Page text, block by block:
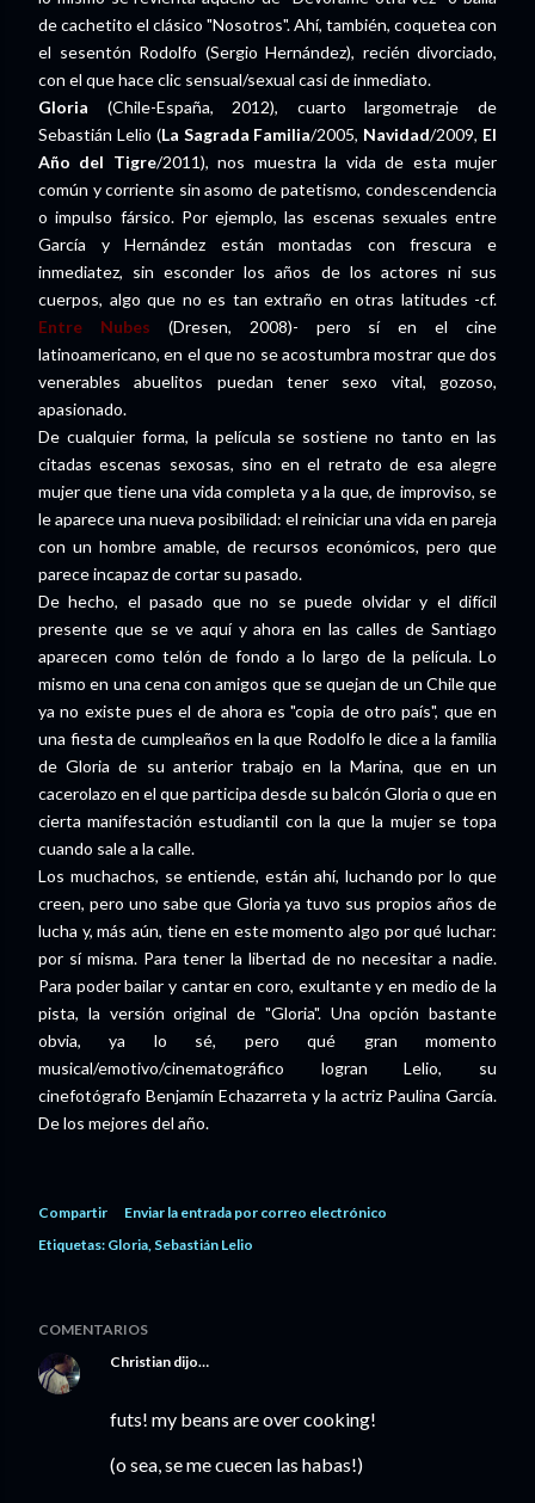
de cachetito el clásico "Nosotros". Ahí, también, coquetea con
el sesentón Rodolfo (Sergio Hernández), recién divorciado,
con el que hace clic sensual/sexual casi de inmediato.
Gloria (Chile-España, 2012), cuarto largometraje de
Sebastián Lelio (La Sagrada Familia/2005, Navidad/2009, El
Año del Tigre/2011), nos muestra la vida de esta mujer
común y corriente sin asomo de patetismo, condescendencia
o impulso fársico. Por ejemplo, las escenas sexuales entre
García y Hernández están montadas con frescura e
inmediatez, sin esconder los años de los actores ni sus
cuerpos, algo que no es tan extraño en otras latitudes -cf.
Entre Nubes (Dresen, 2008)- pero sí en el cine
latinoamericano, en el que no se acostumbra mostrar que dos
venerables abuelitos puedan tener sexo vital, gozoso,
apasionado.
De cualquier forma, la película se sostiene no tanto en las
citadas escenas sexosas, sino en el retrato de esa alegre
mujer que tiene una vida completa y a la que, de improviso, se
le aparece una nueva posibilidad: el reiniciar una vida en pareja
con un hombre amable, de recursos económicos, pero que
parece incapaz de cortar su pasado.
De hecho, el pasado que no se puede olvidar y el difícil
presente que se ve aquí y ahora en las calles de Santiago
aparecen como telón de fondo a lo largo de la película. Lo
mismo en una cena con amigos que se quejan de un Chile que
ya no existe pues el de ahora es "copia de otro país", que en
una fiesta de cumpleaños en la que Rodolfo le dice a la familia
de Gloria de su anterior trabajo en la Marina, que en un
cacerolazo en el que participa desde su balcón Gloria o que en
cierta manifestación estudiantil con la que la mujer se topa
cuando sale a la calle.
Los muchachos, se entiende, están ahí, luchando por lo que
creen, pero uno sabe que Gloria ya tuvo sus propios años de
lucha y, más aún, tiene en este momento algo por qué luchar:
por sí misma. Para tener la libertad de no necesitar a nadie.
Para poder bailar y cantar en coro, exultante y en medio de la
pista, la versión original de "Gloria". Una opción bastante
obvia, ya lo sé, pero qué gran momento
musical/emotivo/cinematográfico logran Lelio, su
cinefotógrafo Benjamín Echazarreta y la actriz Paulina García.
De los mejores del año.
Compartir
Enviar la entrada por correo electrónico
Etiquetas: Gloria Sebastián Lelio
COMENTARIOS
Christian dijo…
futs! my beans are over cooking!
(o sea, se me cuecen las habas!)